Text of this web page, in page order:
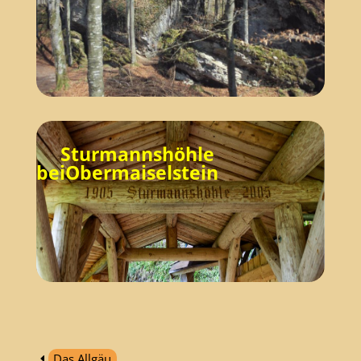
Sturmannshöhle
beiObermaiselstein